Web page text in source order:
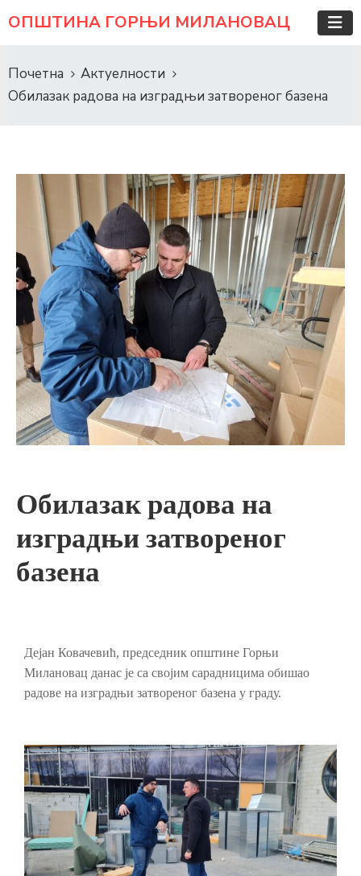
ОПШТИНА ГОРЊИ МИЛАНОВАЦ
Почетна
Актуелности
Обилазак радова на изградњи затвореног базена
Обилазак радова на
изградњи затвореног
базена
Дејан Ковачевић, председник општине Горњи
Милановац данас је са својим сарадницима обишао
радове на изградњи затвореног базена у граду.